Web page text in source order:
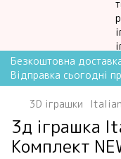
Безкоштовна
Відправка сьогодні
3D іграшки
3д іграшка
Комплект